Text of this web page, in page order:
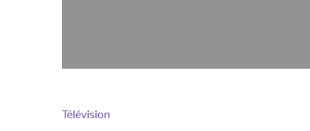
Télévision